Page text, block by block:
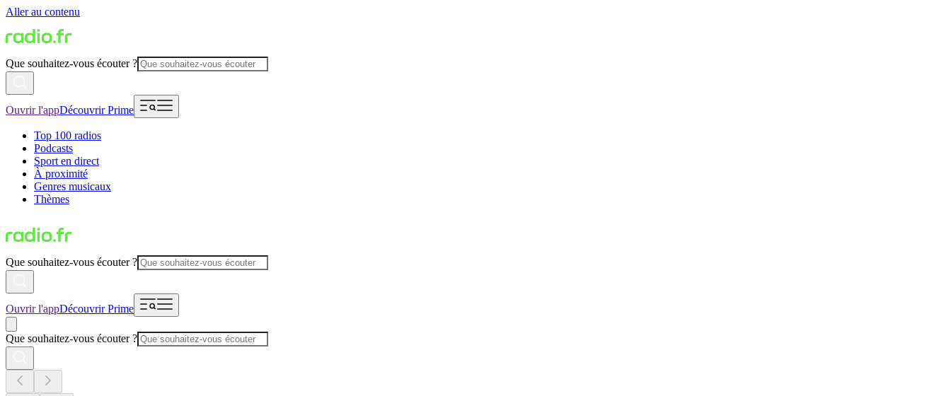
Aller au contenu
Que souhaitez-vous écouter ?
Ouvrir l'appDécouvrir Prime
Top 100 radios
Podcasts
Sport en direct
À proximité
Genres musicaux
Thèmes
Que souhaitez-vous écouter ?
Ouvrir l'appDécouvrir Prime
Que souhaitez-vous écouter ?